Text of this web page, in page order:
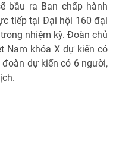
bầu ra Ban chấp hành
tiếp tại Đại hội 160 đại
nhiệm kỳ. Đoàn chủ
Nam khóa X dự kiến có
dự kiến có 6 người,